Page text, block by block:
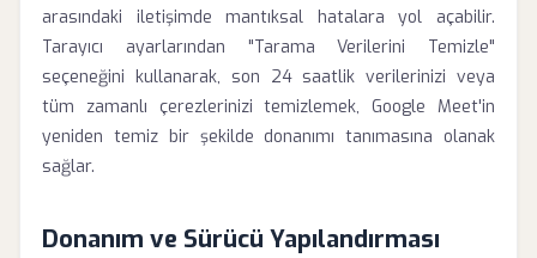
arasındaki iletişimde mantıksal hatalara yol açabilir.
Tarayıcı ayarlarından "Tarama Verilerini Temizle"
seçeneğini kullanarak, son 24 saatlik verilerinizi veya
tüm zamanlı çerezlerinizi temizlemek, Google Meet'in
yeniden temiz bir şekilde donanımı tanımasına olanak
sağlar.
Donanım ve Sürücü Yapılandırması